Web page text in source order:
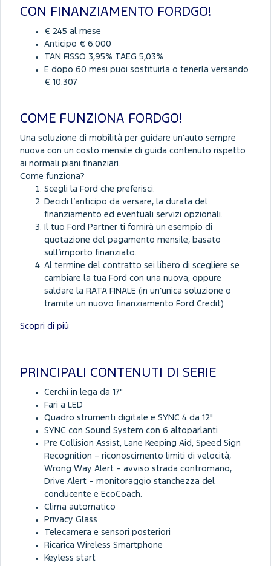
CON FINANZIAMENTO FORDGO!
€ 245 al mese
Anticipo € 6.000
TAN FISSO 3,95% TAEG 5,03%
E dopo 60 mesi puoi sostituirla o tenerla versando
€ 10.307
COME FUNZIONA FORDGO!
Una soluzione di mobilità per guidare un’auto sempre
nuova con un costo mensile di guida contenuto rispetto
ai normali piani finanziari.
Come funziona?
Scegli la Ford che preferisci.
Decidi l’anticipo da versare, la durata del
finanziamento ed eventuali servizi opzionali.
Il tuo Ford Partner ti fornirà un esempio di
quotazione del pagamento mensile, basato
sull’importo finanziato.
Al termine del contratto sei libero di scegliere se
cambiare la tua Ford con una nuova, oppure
saldare la RATA FINALE (in un’unica soluzione o
tramite un nuovo finanziamento Ford Credit)
Scopri di più
PRINCIPALI CONTENUTI DI SERIE
Cerchi in lega da 17"
Fari a LED
Quadro strumenti digitale e SYNC 4 da 12"
SYNC con Sound System con 6 altoparlanti
Pre Collision Assist, Lane Keeping Aid, Speed Sign
Recognition – riconoscimento limiti di velocità,
Wrong Way Alert – avviso strada contromano,
Drive Alert – monitoraggio stanchezza del
conducente e EcoCoach.
Clima automatico
Privacy Glass
Telecamera e sensori posteriori
Ricarica Wireless Smartphone
Keyless start